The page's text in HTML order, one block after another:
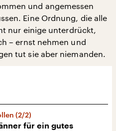
und angemessen
Eine Ordnung, die alle
nur einige unterdrückt,
– ernst nehmen und
tut sie aber niemanden.
(2/2)
für ein gutes